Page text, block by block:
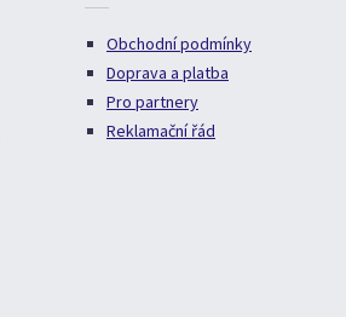
Obchodní podmínky
Doprava a platba
Pro partnery
Reklamační řád